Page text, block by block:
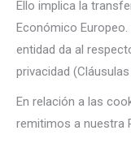
Ello implica la
Económico
entidad da al
privacidad
En relación a las
remitimos a nuestra